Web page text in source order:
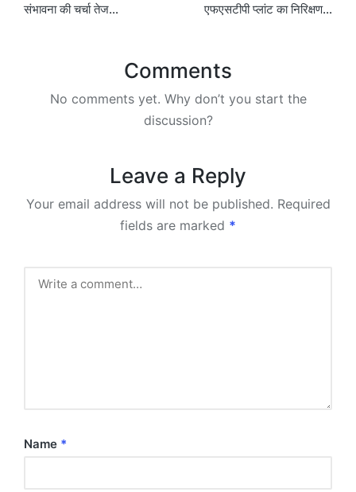
संभावना की चर्चा तेज…
एफएसटीपी प्लांट का निरिक्षण…
Comments
No comments yet. Why don’t you start the
discussion?
Leave a Reply
Your email address will not be published. Required
fields are marked *
Name *